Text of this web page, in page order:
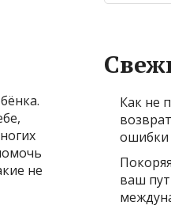
не
Как не
ошибки
ваш